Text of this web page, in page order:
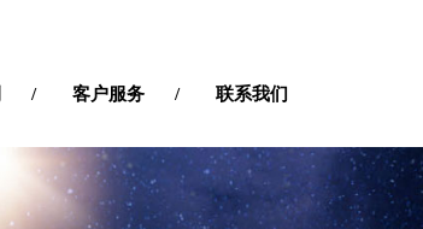
客户服务 联系我们